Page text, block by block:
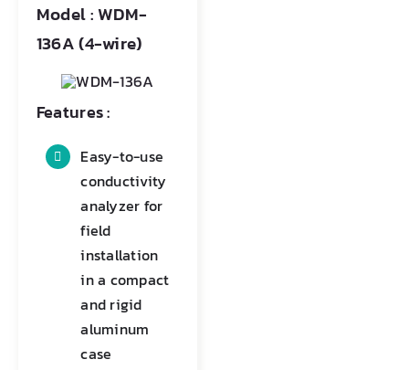
Model : WDM-
136A (4-wire)
Features :
Easy-to-use
conductivity
analyzer for
field
installation
in a compact
and rigid
aluminum
case